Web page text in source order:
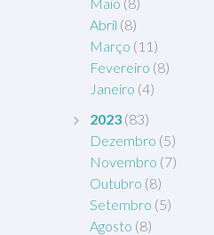
Abril (8)
Março (11)
Fevereiro (8)
Janeiro (4)
2023 (83)
Dezembro (5)
Novembro (7)
Outubro (8)
Setembro (5)
Agosto (8)